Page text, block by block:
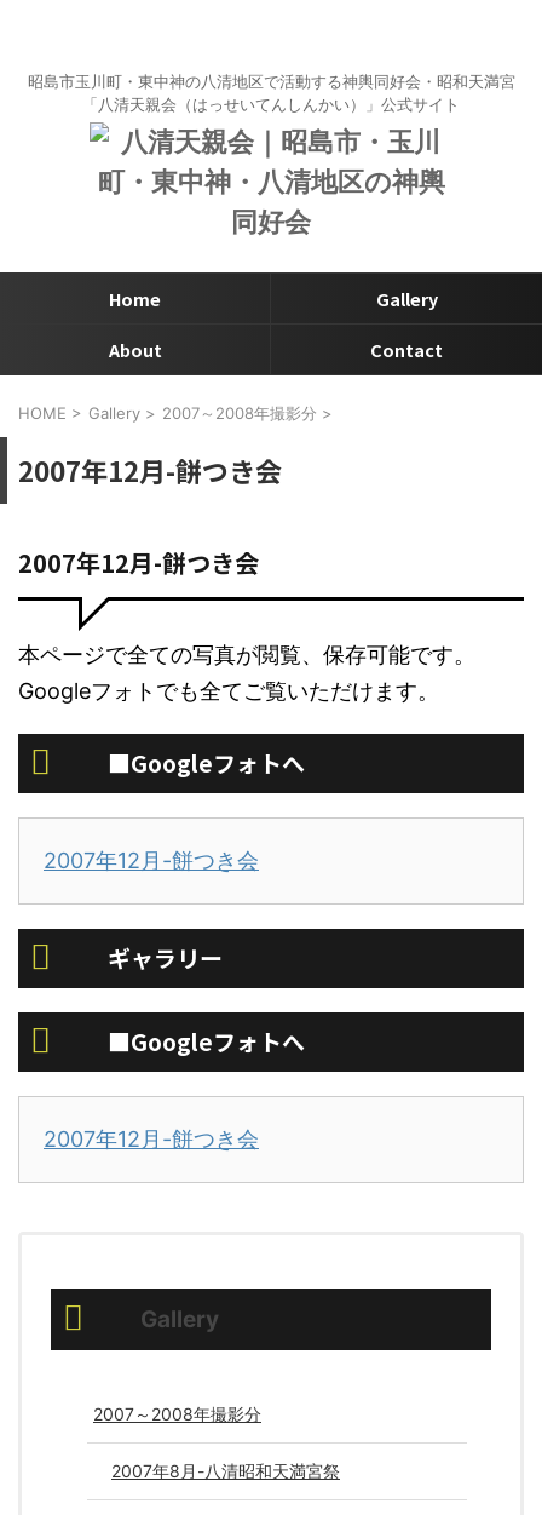
昭島市玉川町・東中神の八清地区で活動する神輿同好会・昭和天満宮
「八清天親会（はっせいてんしんかい）」公式サイト
Home
Gallery
About
Contact
HOME > Gallery > 2007～2008年撮影分 >
2007年12月-餅つき会
2007年12月-餅つき会
本ページで全ての写真が閲覧、保存可能です。
Googleフォトでも全てご覧いただけます。
■Googleフォトへ
2007年12月-餅つき会
ギャラリー
■Googleフォトへ
2007年12月-餅つき会
Gallery
2007～2008年撮影分
2007年8月-八清昭和天満宮祭